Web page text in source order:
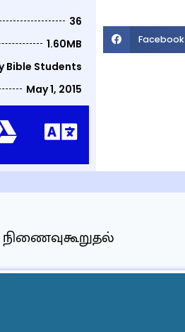
36
1.60MB
Bible Students
May 1, 2015
Facebook